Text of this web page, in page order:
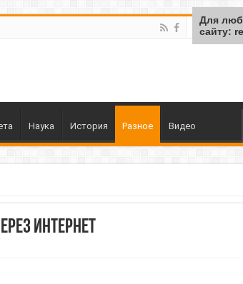
Наука История Разное Видео
интернет
Для
сайту: